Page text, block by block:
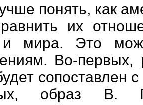
понять, как
их
и мира. Это
Во-первых,
сопоставлен
образ В.